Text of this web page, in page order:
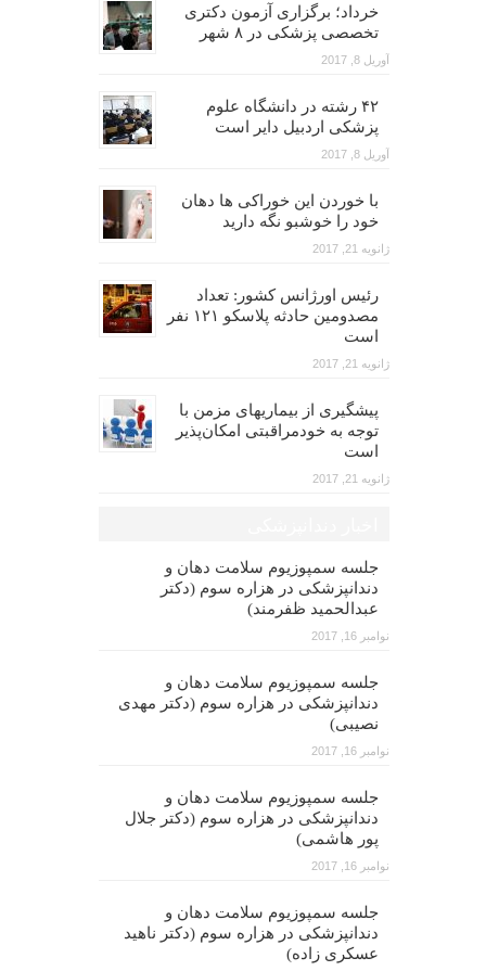
خرداد؛ برگزاری آزمون دکتری
تخصصی پزشکی در ۸ شهر
آوریل 8, 2017
۴۲ رشته در دانشگاه علوم
پزشکی اردبیل دایر است
آوریل 8, 2017
با خوردن این خوراکی ها دهان
خود را خوشبو نگه دارید
ژانویه 21, 2017
رئیس اورژانس کشور: تعداد
مصدومین حادثه پلاسکو ۱۲۱ نفر
است
ژانویه 21, 2017
پیشگیری از بیماریهای مزمن با
توجه به خودمراقبتی امکان‌پذیر
است
ژانویه 21, 2017
جلسه سمپوزیوم سلامت دهان و
دندانپزشکی در هزاره سوم (دکتر
عبدالحمید ظفرمند)
نوامبر 16, 2017
جلسه سمپوزیوم سلامت دهان و
دندانپزشکی در هزاره سوم (دکتر مهدی
نصیبی)
نوامبر 16, 2017
جلسه سمپوزیوم سلامت دهان و
دندانپزشکی در هزاره سوم (دکتر جلال
پور هاشمی)
نوامبر 16, 2017
جلسه سمپوزیوم سلامت دهان و
دندانپزشکی در هزاره سوم (دکتر ناهید
عسکری زاده)